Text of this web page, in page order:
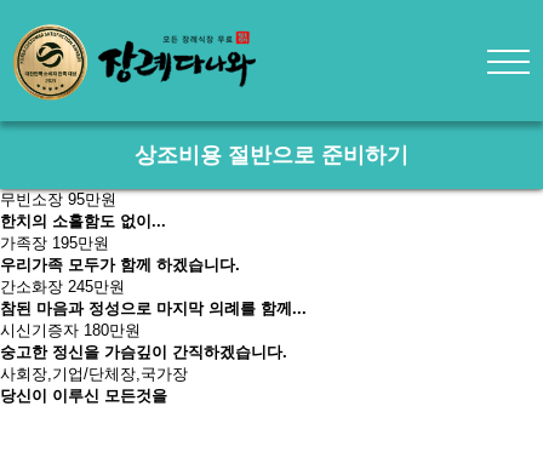
상조비용 절반으로 준비하기
무빈소장 95만원
한치의 소홀함도 없이...
가족장 195만원
우리가족 모두가 함께 하겠습니다.
간소화장 245만원
참된 마음과 정성으로 마지막 의례를 함께...
시신기증자 180만원
숭고한 정신을 가슴깊이 간직하겠습니다.
사회장,기업/단체장,국가장
당신이 이루신 모든것을